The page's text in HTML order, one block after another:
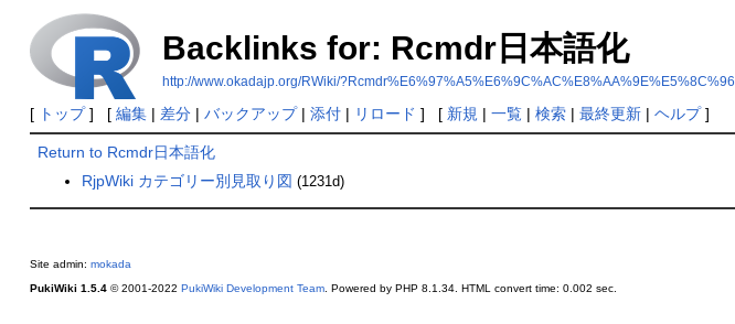
Backlinks for: Rcmdr日本語化
http://www.okadajp.org/RWiki/?Rcmdr%E6%97%A5%E6%9C%AC%E8%AA%9E%E5%8C%96
[ トップ] [ 編集| 差分| バックアップ| 添付| リロード ] [ 新規 | 一覧| 検索| 最終更新| ヘルプ]
Return to Rcmdr日本語化
RjpWiki カテゴリー別見取り図 (1231d)
Site admin: mokada
PukiWiki 1.5.4© 2001-2022 PukiWiki Development Team. Powered by PHP 8.1.34. HTML convert time: 0.002 sec.